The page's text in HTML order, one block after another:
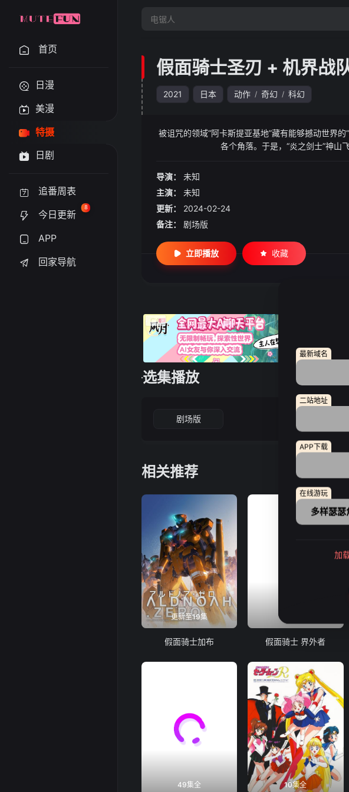
首页
日漫
美漫
特摄
日剧
追番周表
今日更新
8
APP
回家导航
假面骑士圣刃 + 机界战
2021 日本 动作 / 奇幻 / 科幻
被诅咒的领域“阿卡斯提亚基地”藏有能够撼动世界
各个角落。于是，“炎之剑士”神山
导演：
未知
主演：
未知
更新：
2024-02-24
备注：
剧场版
立即播放 收藏
选集播放
剧场版
相关推荐
更新至19集
假面骑士加布 假面骑士 界外者
49集全 10集全
最新域名
二站地址
APP下载
在线游玩
多样瑟
加